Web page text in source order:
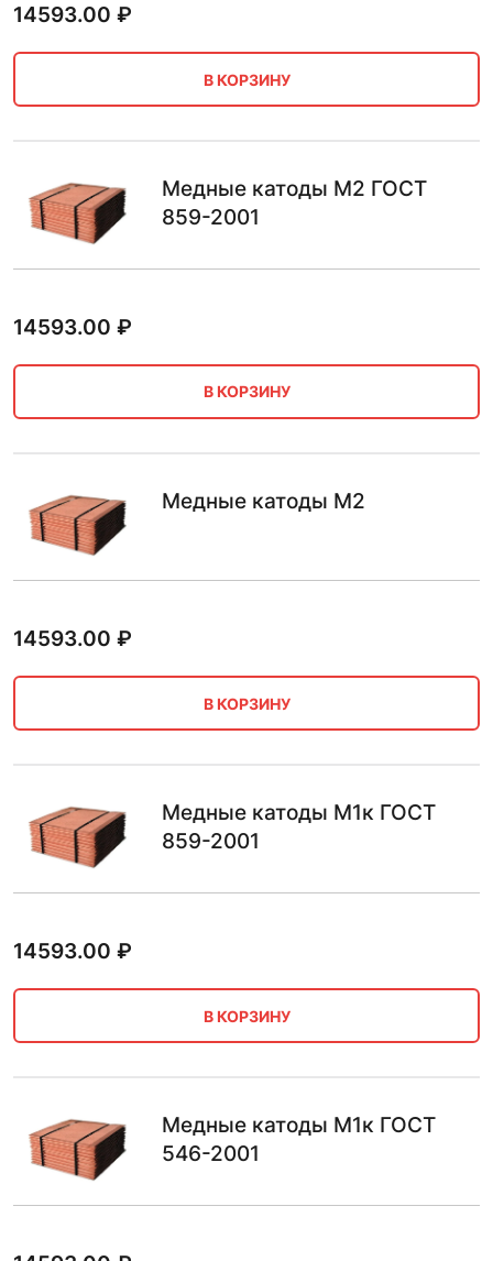
14593.00 ₽
В КОРЗИНУ
Медные катоды М2 ГОСТ
859-2001
14593.00 ₽
В КОРЗИНУ
Медные катоды М2
14593.00 ₽
В КОРЗИНУ
Медные катоды М1к ГОСТ
859-2001
14593.00 ₽
В КОРЗИНУ
Медные катоды М1к ГОСТ
546-2001